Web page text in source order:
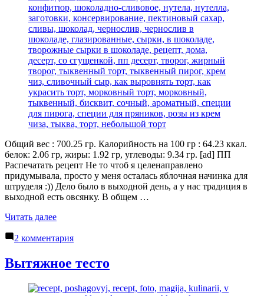
Общий вес : 700.25 гр. Калорийность на 100 гр : 64.23 ккал.
белок: 2.06 гр, жиры: 1.92 гр, углеводы: 9.34 гр. [ad] ПП
Распечатать рецепт Не то чтоб я целенаправлено
придумывала, просто у меня осталась яблочная начинка для
штруделя :)) Дело было в выходной день, а у нас традиция в
выходной есть овсянку. В общем …
Читать далее«Овсяная
на
2 комментарияк
шарлотка
завтрак
Вытяжное тесто